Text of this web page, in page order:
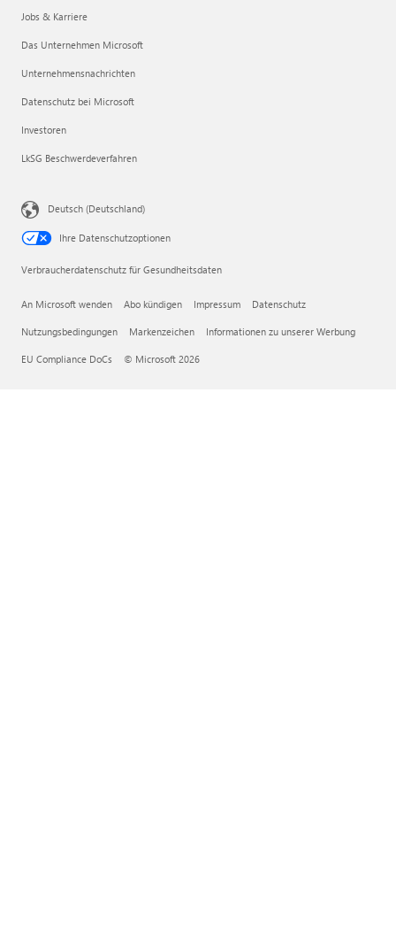
Jobs & Karriere
Das Unternehmen Microsoft
Unternehmensnachrichten
Datenschutz bei Microsoft
Investoren
LkSG Beschwerdeverfahren
Deutsch (Deutschland)
Ihre Datenschutzoptionen
Verbraucherdatenschutz für Gesundheitsdaten
An Microsoft wenden Abo kündigen Impressum Datenschutz
Nutzungsbedingungen Markenzeichen Informationen zu unserer Werbung
EU Compliance DoCs © Microsoft 2026